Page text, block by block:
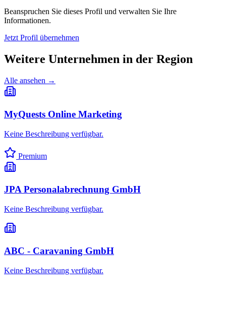
Beanspruchen Sie dieses Profil und verwalten Sie Ihre
Informationen.
Jetzt Profil übernehmen
Weitere Unternehmen in der Region
Alle ansehen →
MyQuests Online Marketing
Keine Beschreibung verfügbar.
Premium
JPA Personalabrechnung GmbH
Keine Beschreibung verfügbar.
ABC - Caravaning GmbH
Keine Beschreibung verfügbar.